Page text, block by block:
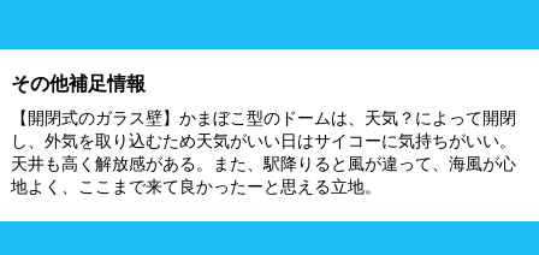
その他補足情報
【開閉式のガラス壁】かまぼこ型のドームは、天気？によって開閉
し、外気を取り込むため天気がいい日はサイコーに気持ちがいい。
天井も高く解放感がある。また、駅降りると風が違って、海風が心
地よく、ここまで来て良かったーと思える立地。
都度利用可能 会員制
ホテル宿泊者 団体利用、コース貸切可能